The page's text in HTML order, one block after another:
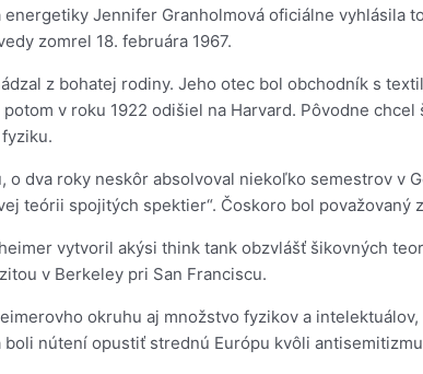
Jennifer Granholmová oficiálne
zomrel 18. februára 1967.
z bohatej rodiny. Jeho otec bol obchodník s
v roku 1922 odišiel na Harvard. Pôvodne
dva roky neskôr absolvoval niekoľko semestrov v
teórii spojitých spektier“. Čoskoro bol
vytvoril akýsi think tank obzvlášť šikovných
v Berkeley pri San Franciscu.
okruhu aj množstvo fyzikov a
nútení opustiť strednú Európu kvôli